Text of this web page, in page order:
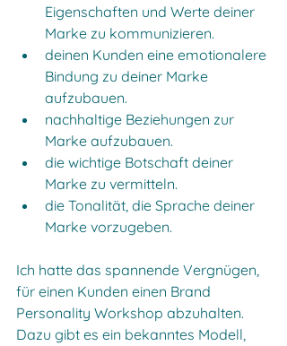
Eigenschaften und Werte deiner
Marke zu kommunizieren.
deinen Kunden eine emotionalere
Bindung zu deiner Marke
aufzubauen.
nachhaltige Beziehungen zur
Marke aufzubauen.
die wichtige Botschaft deiner
Marke zu vermitteln.
die Tonalität, die Sprache deiner
Marke vorzugeben.
Ich hatte das spannende Vergnügen,
für einen Kunden einen Brand
Personality Workshop abzuhalten.
Dazu gibt es ein bekanntes Modell,